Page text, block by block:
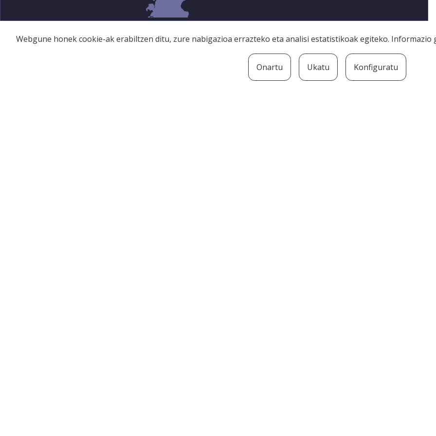
Webgune honek cookie-ak erabiltzen ditu, zure nabigazioa errazteko eta analisi estatistikoak egiteko.
Onartu Ukatu Konfiguratu